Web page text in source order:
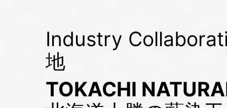
Industry
地
TOKACHI